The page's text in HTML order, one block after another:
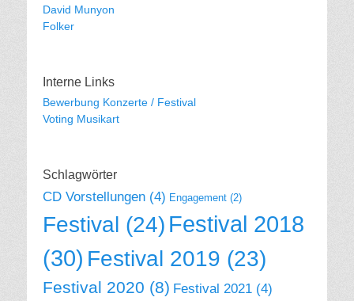
David Munyon
Folker
Interne Links
Bewerbung Konzerte / Festival
Voting Musikart
Schlagwörter
CD Vorstellungen (4) Engagement (2)
Festival (24) Festival 2018
(30) Festival 2019 (23)
Festival 2020 (8) Festival 2021 (4)